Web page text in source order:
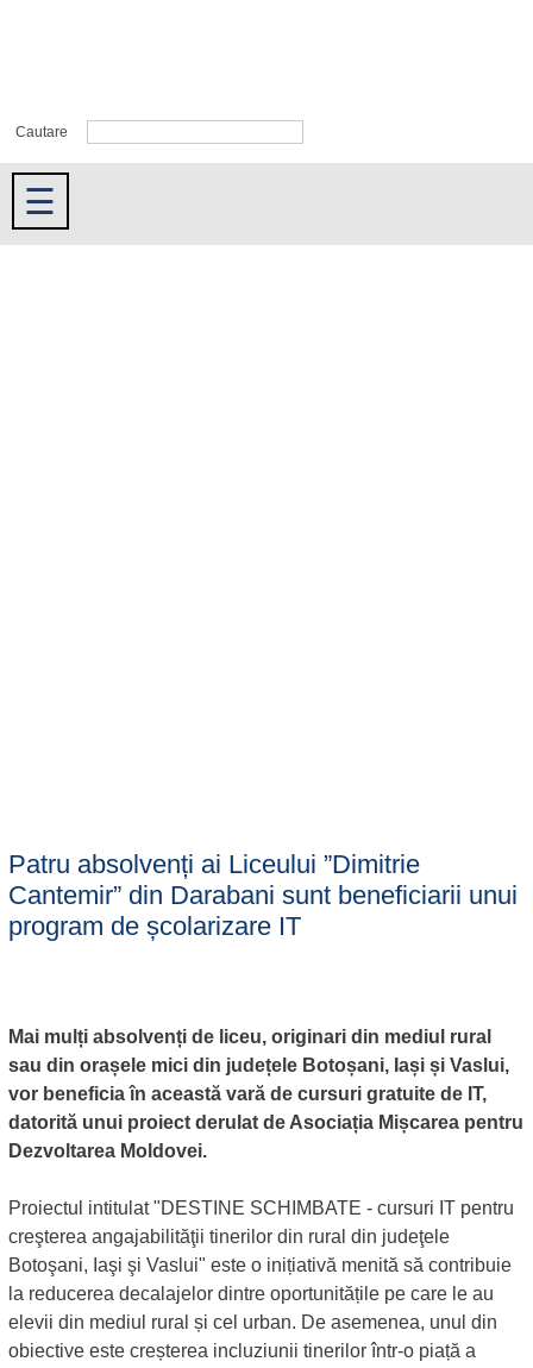
Cautare
☰
Patru absolvenți ai Liceului ”Dimitrie
Cantemir” din Darabani sunt beneficiarii unui
program de școlarizare IT
Mai mulți absolvenți de liceu, originari din mediul rural
sau din orașele mici din județele Botoșani, Iași și Vaslui,
vor beneficia în această vară de cursuri gratuite de IT,
datorită unui proiect derulat de Asociația Mișcarea pentru
Dezvoltarea Moldovei.
Proiectul intitulat "DESTINE SCHIMBATE - cursuri IT pentru
creşterea angajabilităţii tinerilor din rural din judeţele
Botoşani, Iaşi şi Vaslui" este o inițiativă menită să contribuie
la reducerea decalajelor dintre oportunitățile pe care le au
elevii din mediul rural și cel urban. De asemenea, unul din
obiective este creșterea incluziunii tinerilor într-o piață a